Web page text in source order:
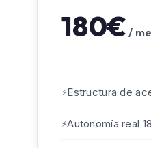
180€ /
Estructura de
Autonomía real